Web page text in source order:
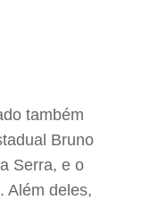
também
Bruno
Serra, e o
Além deles,